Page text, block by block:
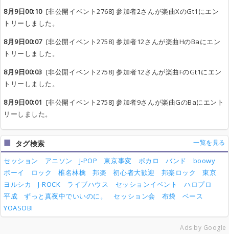
8月9日00:10[非公開イベント2768] 参加者2さんが楽曲XのGt1にエン
トリーしました。
8月9日00:07[非公開イベント2758] 参加者12さんが楽曲HのBaにエン
トリーしました。
8月9日00:03 [非公開イベント2758] 参加者12さんが楽曲FのGt1にエン
トリーしました。
8月9日00:01 [非公開イベント2758] 参加者9さんが楽曲GのBaにエント
リーしました。
タグ検索 一覧を見る
セッション アニソン J-POP 東京事変 ボカロ バンド
boowy
ボーイ
ロック 椎名林檎 邦楽 初心者大歓迎 邦楽ロック
東京
ヨルシカ
J-ROCK ライブハウス セッションイベント
ハロプロ
平成
ずっと真夜中でいいのに。 セッション会 布袋
ベース
YOASOBI
Ads by Google